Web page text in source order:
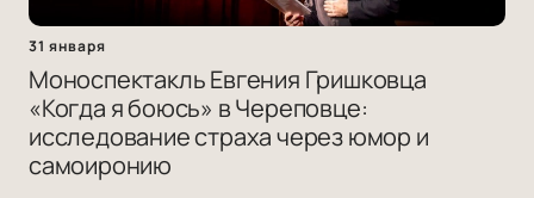
31 января
Моноспектакль Евгения Гришковца
«Когда я боюсь» в Череповце:
исследование страха через юмор и
самоиронию